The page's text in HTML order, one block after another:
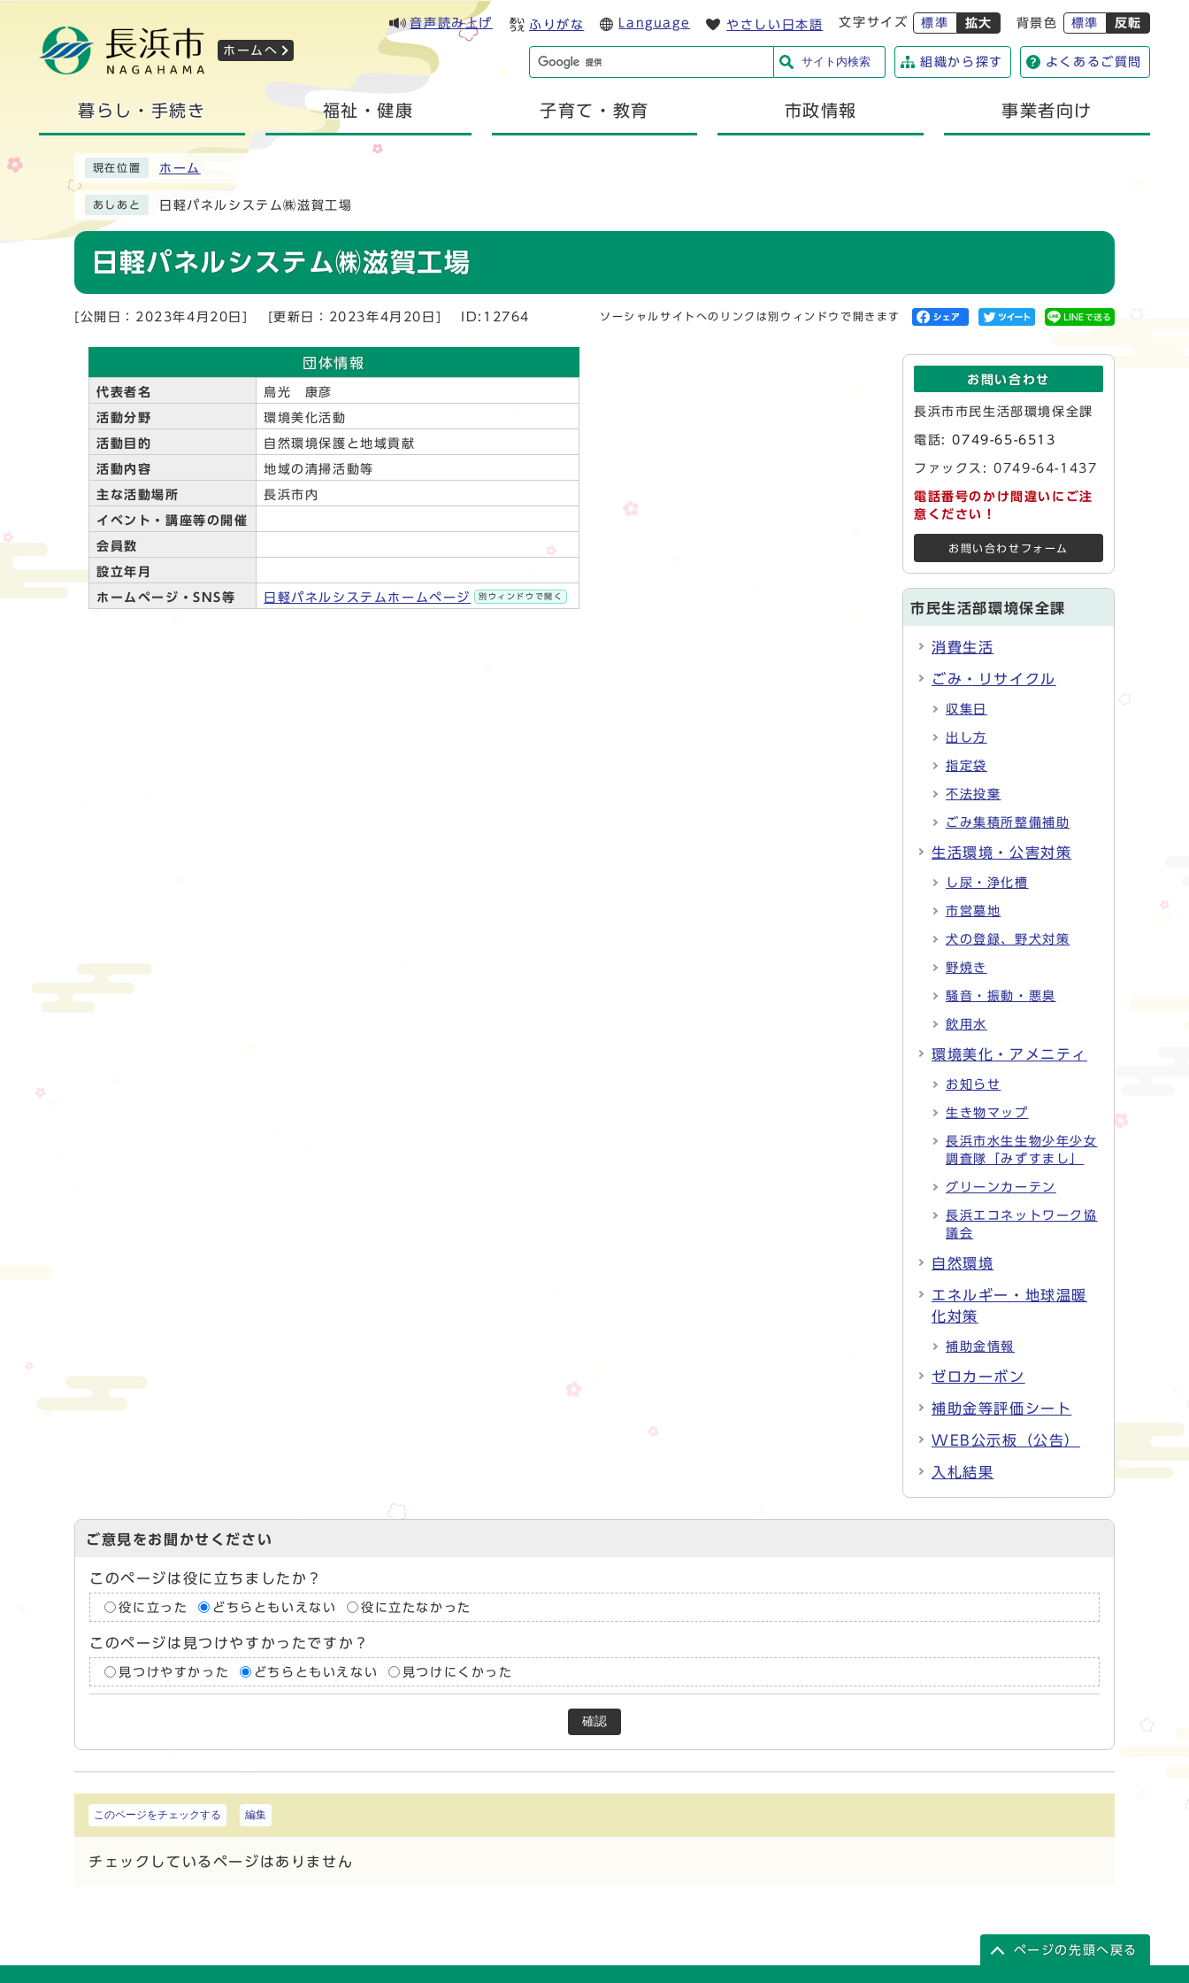
ホームへ
音声読み上げ ふりがな Language やさしい日本語 文字サイズ 標準 拡大 背景色 標準 反転
サイト内検索 組織から探す よくあるご質問
暮らし・手続き 福祉・健康 子育て・教育 市政情報 事業者向け
現在位置 ホーム
あしあと 日軽パネルシステム㈱滋賀工場
日軽パネルシステム㈱滋賀工場
[公開日：2023年4月20日] [更新日：2023年4月20日] ID:12764 ソーシャルサイトへのリンクは別ウィンドウで開きます
団体情報
代表者名 鳥光 康彦
活動分野 環境美化活動
活動目的 自然環境保護と地域貢献
活動内容 地域の清掃活動等
主な活動場所 長浜市内
イベント・講座等の開催
会員数
設立年月
ホームページ・SNS等 日軽パネルシステムホームページ 別ウィンドウで開く
お問い合わせ
長浜市市民生活部環境保全課
電話:0749-65-6513
ファックス: 0749-64-1437
電話番号のかけ間違いにご注
意ください！
お問い合わせフォーム
市民生活部環境保全課
消費生活
ごみ・リサイクル
収集日
出し方
指定袋
不法投棄
ごみ集積所整備補助
生活環境・公害対策
し尿・浄化槽
市営墓地
犬の登録、野犬対策
野焼き
騒音・振動・悪臭
飲用水
環境美化・アメニティ
お知らせ
生き物マップ
長浜市水生生物少年少女
調査隊「みずすまし」
グリーンカーテン
長浜エコネットワーク協
議会
自然環境
エネルギー・地球温暖
化対策
補助金情報
ゼロカーボン
補助金等評価シート
WEB公示板（公告）
入札結果
ご意見をお聞かせください
このページは役に立ちましたか？
役に立った どちらともいえない 役に立たなかった
このページは見つけやすかったですか？
見つけやすかった どちらともいえない 見つけにくかった
確認
このページをチェックする 編集
チェックしているページはありません
ページの先頭へ戻る